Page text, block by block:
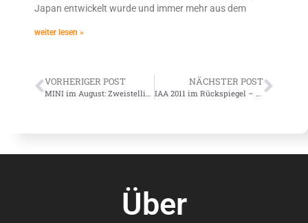
Japan entwickelt wurde und immer mehr aus dem
weiter lesen »
VORHERIGER POST NÄCHSTER POST
Über